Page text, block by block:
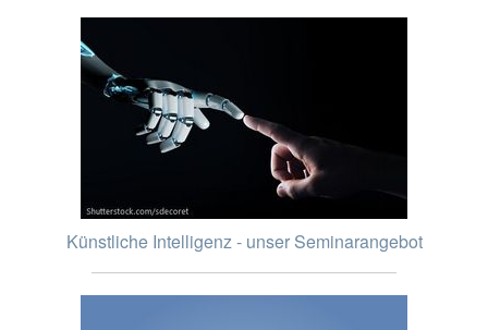
Künstliche Intelligenz - unser Seminarangebot